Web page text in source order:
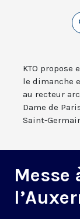
KTO propose
le dimanche
au recteur
Dame de
Saint-
Messe